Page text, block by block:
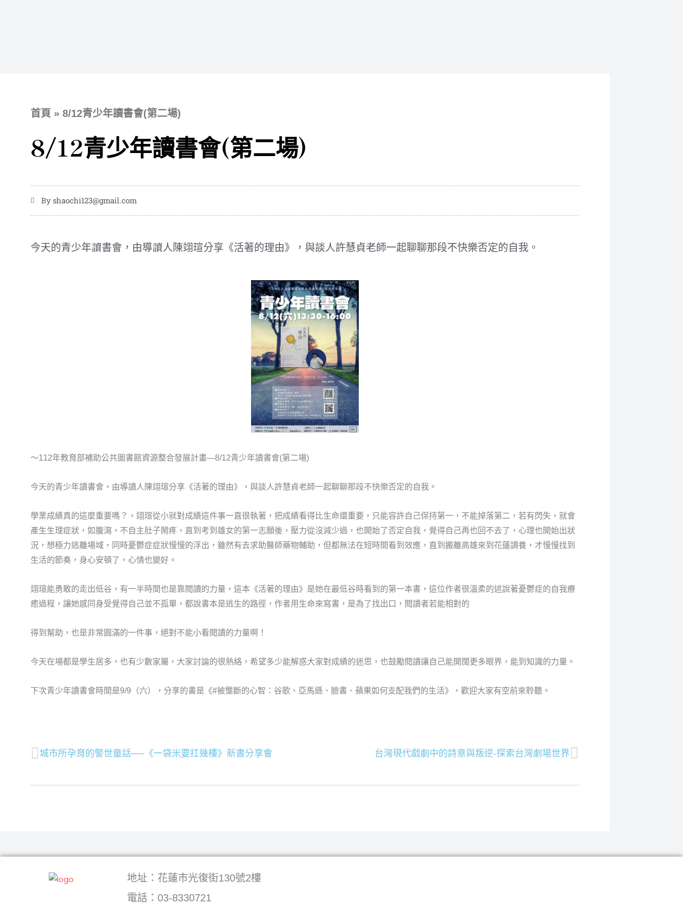
首頁 » 8/12青少年讀書會(第二場)
8/12青少年讀書會(第二場)
By shaochi123@gmail.com
今天的青少年讀書會，由導讀人陳翊瑄分享《活著的理由》，與談人許慧貞老師一起聊聊那段不快樂否定的自我。
～112年教育部補助公共圖書館資源整合發展計畫—8/12青少年讀書會(第二場)
今天的青少年讀書會，由導讀人陳翊瑄分享《活著的理由》，與談人許慧貞老師一起聊聊那段不快樂否定的自我。
學業成績真的這麼重要嗎？️，翊瑄從小就對成績這件事一直很執著，把成績看得比生命還重要，只能容許自己保持第一，不能掉落第二，若有閃失，就會
產生生理症狀，如腹瀉，不自主肚子鬧疼，直到考到雄女的第一志願後，壓力從沒減少過，也開始了否定自我，覺得自己再也回不去了，心理也開始出狀
況，想極力逃離場域，同時憂鬱症症狀慢慢的浮出，雖然有去求助醫師藥物輔助，但都無法在短時間看到效應，直到搬離高雄來到花蓮調養，才慢慢找到
生活的節奏，身心安頓了，心情也變好。
翊瑄能勇敢的走出低谷，有一半時間也是靠閱讀的力量，這本《活著的理由》是她在最低谷時看到的第一本書，這位作者很溫柔的述說著憂鬱症的自我療
癒過程，讓她感同身受覺得自己並不孤單，都說書本是逃生的路徑，作者用生命來寫書，是為了找出口，閱讀者若能相對的
得到幫助，也是非常圓滿的一件事，絕對不能小看閱讀的力量啊！
今天在場都是學生居多，也有少數家屬，大家討論的很熱絡，希望多少能解惑大家對成績的迷思，也鼓勵閱讀讓自己能開闊更多眼界，能到知識的力量。
下次青少年讀書會時間是9/9（六），分享的書是《#被壟斷的心智：谷歌、亞馬遜、臉書、蘋果如何支配我們的生活》，歡迎大家有空前來聆聽。
上一頁
城市所孕育的警世童話──《一袋米要扛幾樓》新書分享會 台灣現代戲劇中的詩意與叛逆-探索台灣劇場世界 下一篇
地址：花蓮市光復街130號2樓
電話：03-8330721